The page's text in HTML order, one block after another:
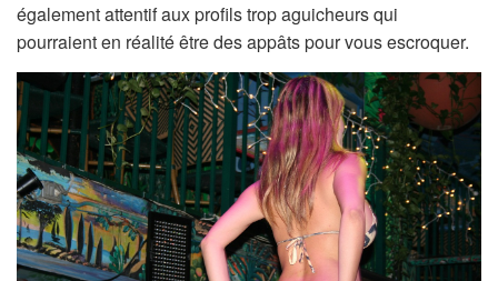
également attentif aux profils trop aguicheurs qui
pourraient en réalité être des appâts pour vous escroquer.